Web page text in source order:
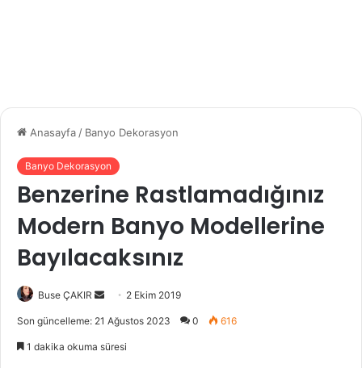
Anasayfa / Banyo Dekorasyon
Banyo Dekorasyon
Benzerine Rastlamadığınız
Modern Banyo Modellerine
Bayılacaksınız
Buse ÇAKIR
e
2 Ekim 2019
Son güncelleme: 21 Ağustos 2023 0 616
1 dakika okuma süresi